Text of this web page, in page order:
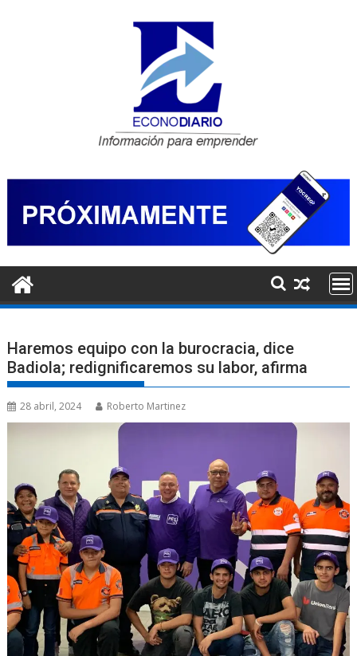
Haremos equipo con la burocracia, dice
Badiola; redignificaremos su labor, afirma
28 abril, 2024 Roberto Martinez